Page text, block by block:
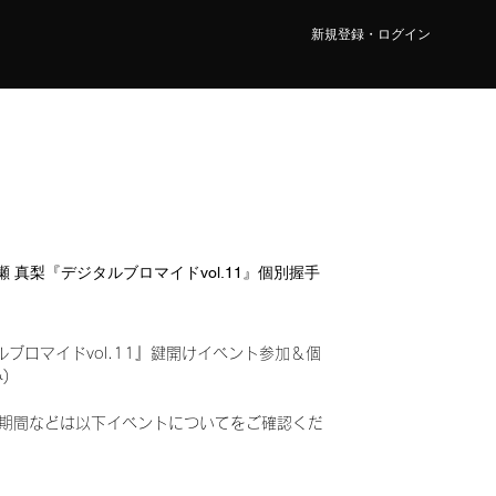
新規登録・ログイン
真梨『デジタルブロマイドvol.11』個別握手
ブロマイドvol.11』鍵開けイベント参加＆個
)
間などは以下イベントについてをご確認くだ